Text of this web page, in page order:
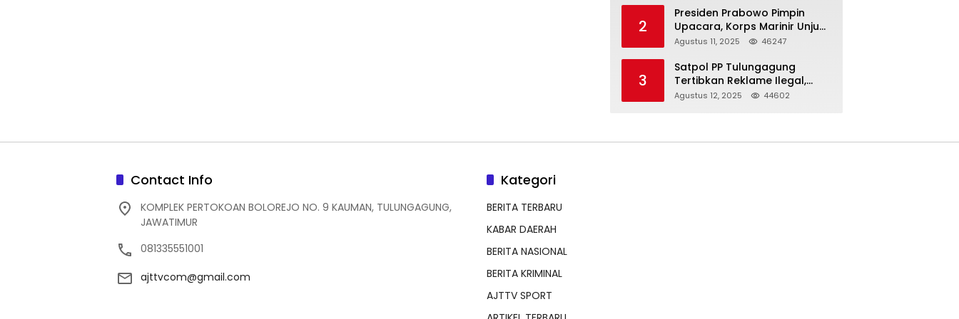
2
Presiden Prabowo Pimpin
Upacara, Korps Marinir Unjuk
Kekuatan dan Resmikan
Agustus 11, 2025 46247
3
Satpol PP Tulungagung
Tertibkan Reklame Ilegal,
Wujudkan Kota yang Rapi
Agustus 12, 2025 44602
Contact Info
KOMPLEK PERTOKOAN BOLOREJO NO. 9 KAUMAN, TULUNGAGUNG,
JAWATIMUR
081335551001
ajttvcom@gmail.com
Kategori
BERITA TERBARU
KABAR DAERAH
BERITA NASIONAL
BERITA KRIMINAL
AJTTV SPORT